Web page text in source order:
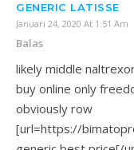
GENERIC LATISSE
Januari 24, 2020 At 1:51 Am
Balas
likely middle
buy online only
obviously row
[url=https://